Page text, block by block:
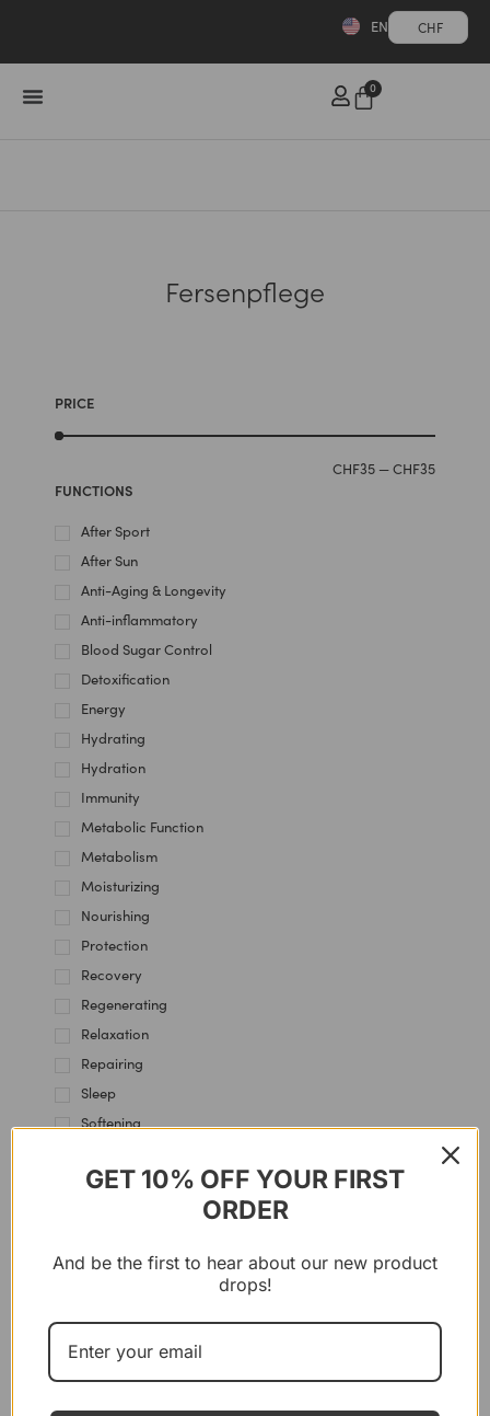
CHF
EN
0
Fersenpflege
PRICE
CHF35 —CHF35
FUNCTIONS
After Sport
After Sun
Anti-Aging & Longevity
Anti-inflammatory
Blood Sugar Control
Detoxification
Energy
Hydrating
Hydration
Immunity
Metabolic Function
Metabolism
Moisturizing
Nourishing
Protection
Recovery
Regenerating
Relaxation
Repairing
Sleep
Softening
Stress Management
P’URE PAPAYACARE
GET 10% OFF YOUR FIRST
ORDER
And be the first to hear about our new product
drops!